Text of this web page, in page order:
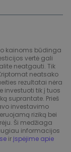
kainoms būdinga
vertė gali
neatgauti. Tik
neatsako
rezultatai nėra
investuoti tik į tuos
suprantate. Prieš
investavimo
riziką bei
Ši medžiaga
informacijos
ir Įspėjime apie